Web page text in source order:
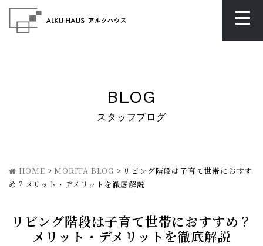
BLOG
スタッフブログ
HOME >MORITA BLOG > リビング階段は子育て世帯におすす
め？メリット・デメリットを徹底解説
リビング階段は子育て世帯におすすめ？
メリット・デメリットを徹底解説